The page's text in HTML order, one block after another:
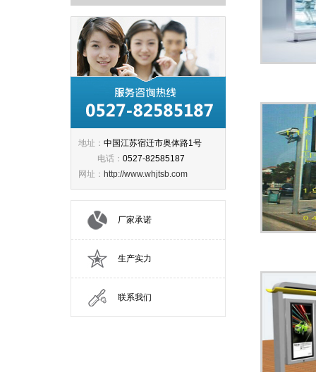
地址： 中国江苏宿迁市奥体路1号
电话： 0527-82585187
网址： http://www.whjtsb.com
厂家承诺
生产实力
联系我们